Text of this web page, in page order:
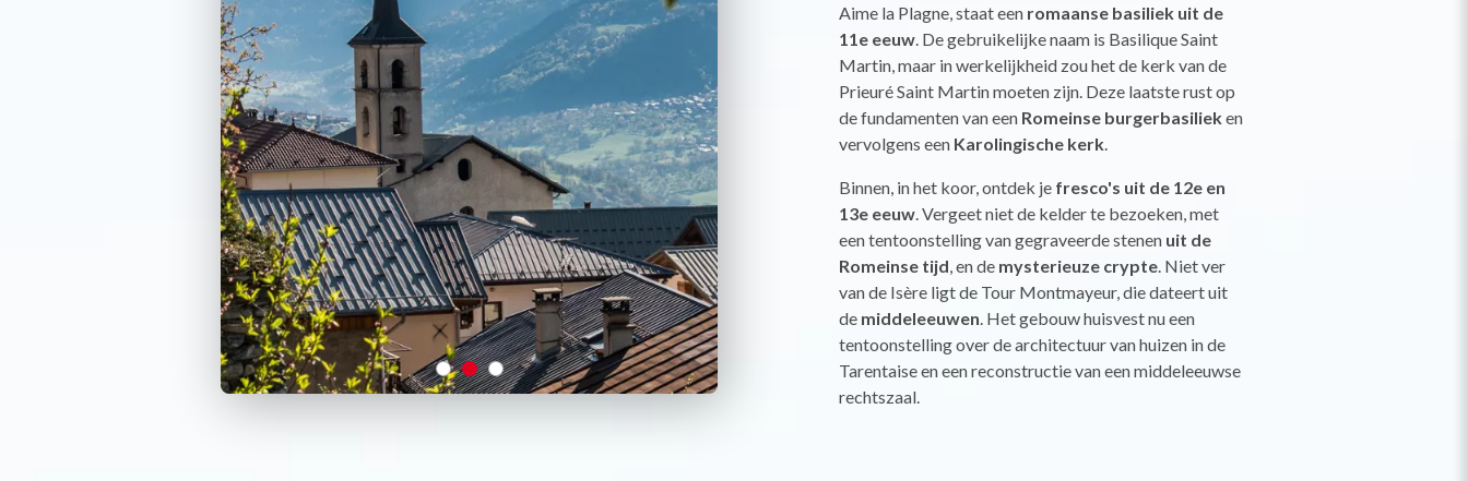
Aime la Plagne, staat een romaanse basiliek uit de
11e eeuw. De gebruikelijke naam is Basilique Saint
Martin, maar in werkelijkheid zou het de kerk van de
Prieuré Saint Martin moeten zijn. Deze laatste rust op
de fundamenten van een Romeinse burgerbasilieken
vervolgens een Karolingische kerk.
Binnen, in het koor, ontdek je fresco's uit de 12e en
13e eeuw. Vergeet niet de kelder te bezoeken, met
een tentoonstelling van gegraveerde stenen uit de
Romeinse tijd, en de mysterieuze crypte. Niet ver
van de Isère ligt de Tour Montmayeur, die dateert uit
de middeleeuwen. Het gebouw huisvest nu een
tentoonstelling over de architectuur van huizen in de
Tarentaise en een reconstructie van een middeleeuwse
rechtszaal.